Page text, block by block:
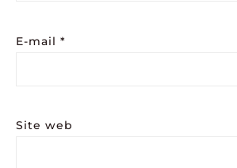
E-mail *
Site web